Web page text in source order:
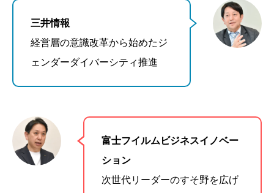
三井情報
経営層の意識改革から始めたジ
ェンダーダイバーシティ推進
富士フイルムビジネスイノベー
ション
次世代リーダーのすそ野を広げ